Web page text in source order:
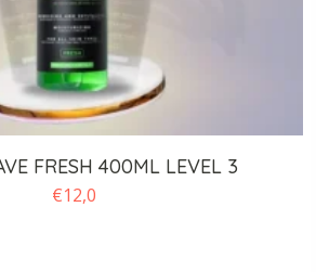
FRESH 400ML LEVEL 3
€12,0